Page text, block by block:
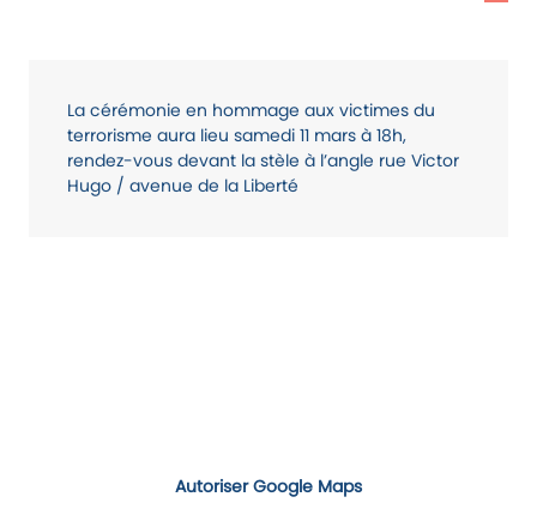
La cérémonie en hommage aux victimes du
terrorisme aura lieu samedi 11 mars à 18h,
rendez-vous devant la stèle à l’angle rue Victor
Hugo / avenue de la Liberté
Autoriser Google Maps